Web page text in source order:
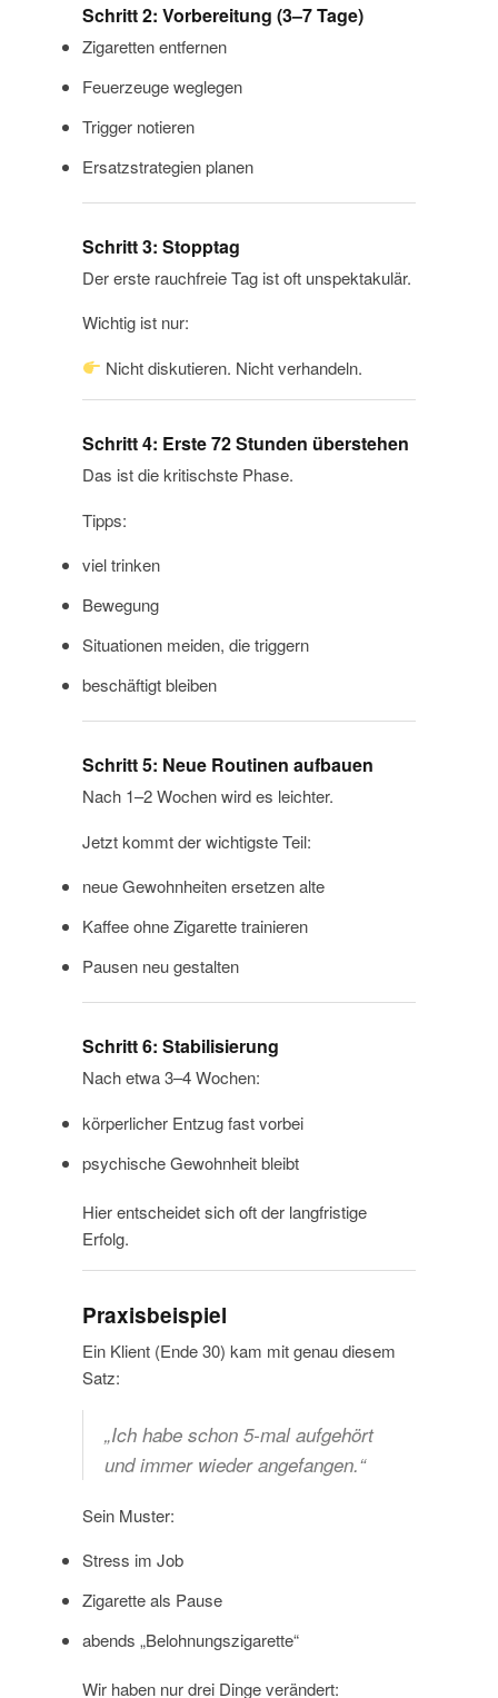
Schritt 2: Vorbereitung (3–7 Tage)
Zigaretten entfernen
Feuerzeuge weglegen
Trigger notieren
Ersatzstrategien planen
Schritt 3: Stopptag
Der erste rauchfreie Tag ist oft unspektakulär.
Wichtig ist nur:
Nicht diskutieren. Nicht verhandeln.
Schritt 4: Erste 72 Stunden überstehen
Das ist die kritischste Phase.
Tipps:
viel trinken
Bewegung
Situationen meiden, die triggern
beschäftigt bleiben
Schritt 5: Neue Routinen aufbauen
Nach 1–2 Wochen wird es leichter.
Jetzt kommt der wichtigste Teil:
neue Gewohnheiten ersetzen alte
Kaffee ohne Zigarette trainieren
Pausen neu gestalten
Schritt 6: Stabilisierung
Nach etwa 3–4 Wochen:
körperlicher Entzug fast vorbei
psychische Gewohnheit bleibt
Hier entscheidet sich oft der langfristige
Erfolg.
Praxisbeispiel
Ein Klient (Ende 30) kam mit genau diesem
Satz:
„Ich habe schon 5-mal aufgehört
und immer wieder angefangen.“
Sein Muster:
Stress im Job
Zigarette als Pause
abends „Belohnungszigarette“
Wir haben nur drei Dinge verändert: